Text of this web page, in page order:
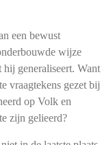
een bewust
wijze
generaliseert. Want
vraagtekens gezet bij
op Volk en
zijn gelieerd?